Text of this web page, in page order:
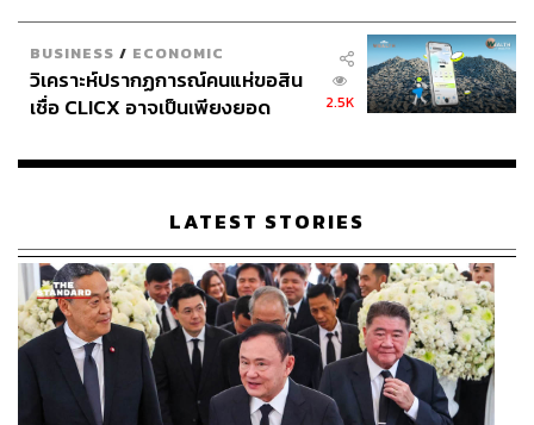
BUSINESS / ECONOMIC
วิเคราะห์ปรากฏการณ์คนแห่ขอสิน
เชื่อ CLICX อาจเป็นเพียงยอด
เรือนไทยที่ถูกซุกไว้
2.5K
LATEST STORIES